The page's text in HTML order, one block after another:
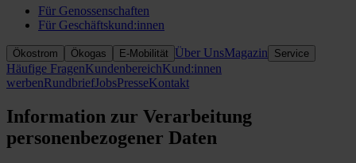
Für Genossenschaften
Für Geschäftskund:innen
Ökostrom Ökogas E-Mobilität Über UnsMagazin Service
Häufige FragenKundenbereichKund:innen
werbenRundbriefJobsPresseKontakt
Information zur Verarbeitung
personenbezogener Daten